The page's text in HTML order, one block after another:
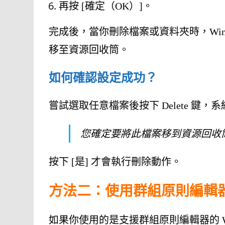
再按 [確定（OK）]。
完成後，當你刪除檔案或資料夾時，
移至資源回收筒。
如何確認設定成功？
嘗試選取任意檔案後按下 Delete 鍵，
您確定要將此檔案移到資源回收
按下 [是] 才會執行刪除動作。
方法二：使用群組原則編輯
如果你使用的是支援群組原則編輯器的